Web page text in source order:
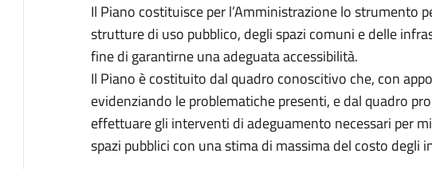
Il Piano costituisce per l’Amministrazione lo strumento
strutture di uso pubblico, degli spazi comuni e delle
fine di garantirne una adeguata accessibilità.
Il Piano è costituito dal quadro conoscitivo che, con
evidenziando le problematiche presenti, e dal quadro
effettuare gli interventi di adeguamento necessari per
spazi pubblici con una stima di massima del costo degli